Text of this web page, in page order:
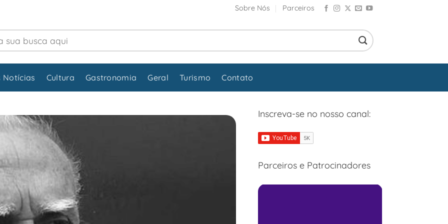
Sobre Nós Parceiros
Notícias Cultura Gastronomia Geral Turismo Contato
Inscreva-se no nosso canal:
Parceiros e Patrocinadores